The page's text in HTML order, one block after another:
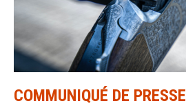
COMMUNIQUÉ DE PRESSE